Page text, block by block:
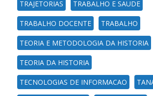
TRAJETORIAS TRABALHO E SAUDE
TRABALHO DOCENTE TRABALHO
TEORIA E METODOLOGIA DA HISTORIA
TEORIA DA HISTORIA
TECNOLOGIAS DE INFORMACAO